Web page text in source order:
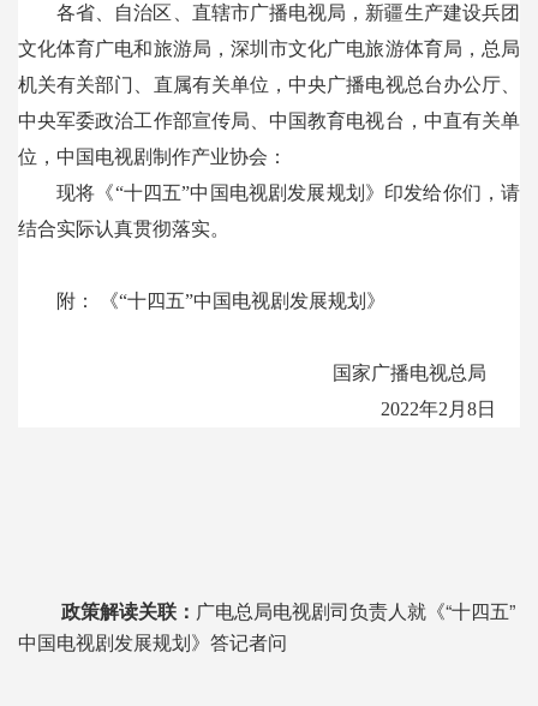
各省、自治区、直辖市广播电视局，新疆生产建设兵团
文化体育广电和旅游局，深圳市文化广电旅游体育局，总局
机关有关部门、直属有关单位，中央广播电视总台办公厅、
中央军委政治工作部宣传局、中国教育电视台，中直有关单
位，中国电视剧制作产业协会：
现将《“十四五”中国电视剧发展规划》印发给你们，请
结合实际认真贯彻落实。
附： 《“十四五”中国电视剧发展规划》
国家广播电视总局
2022年2月8日
政策解读关联： 广电总局电视剧司负责人就《“十四五”
中国电视剧发展规划》答记者问